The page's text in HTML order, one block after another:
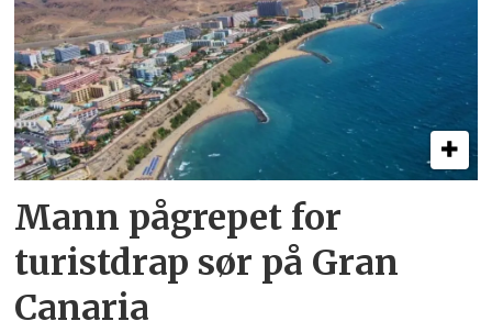
Mann pågrepet for
turistdrap sør på Gran
Canaria